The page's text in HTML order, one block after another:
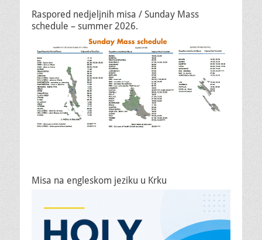
Raspored nedjeljnih misa / Sunday Mass
schedule – summer 2026.
Misa na engleskom jeziku u Krku